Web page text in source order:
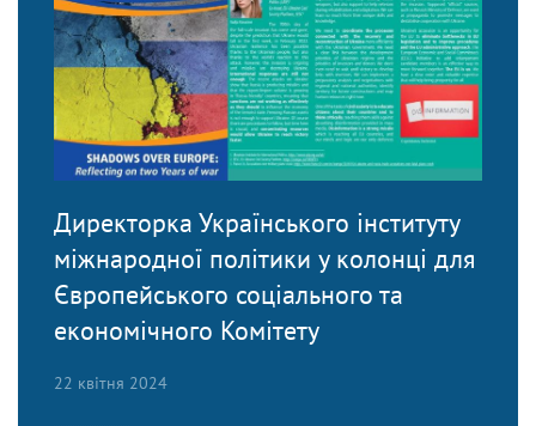
Директорка Українського інституту
міжнародної політики у колонці для
Європейського соціального та
економічного Комітету
22 квітня 2024